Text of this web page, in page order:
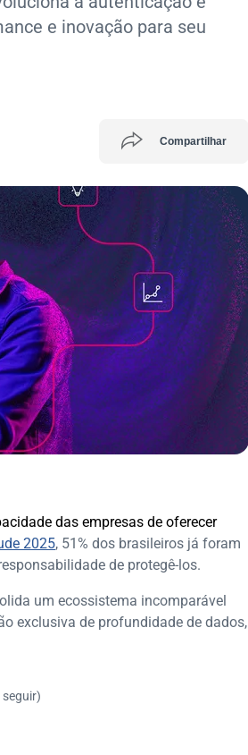
e inovação para seu
Compartilhar
das empresas de oferecer
2025, 51% dos brasileiros já foram
de protegê-los.
um ecossistema incomparável
exclusiva de profundidade de dados,